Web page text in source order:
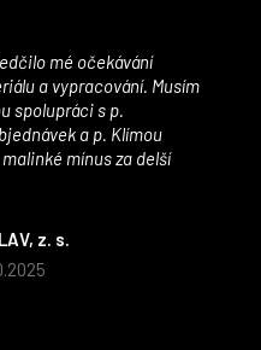
z. s.
obchodu je 5 z 5 hvězdiček.
a vypracování. Musím
spolupráci s p.
a p. Klímou